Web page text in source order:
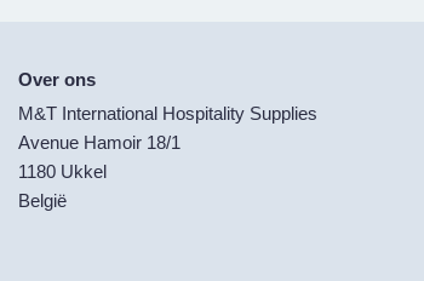
Over ons
M&T International Hospitality Supplies
Avenue Hamoir 18/1
1180 Ukkel
België